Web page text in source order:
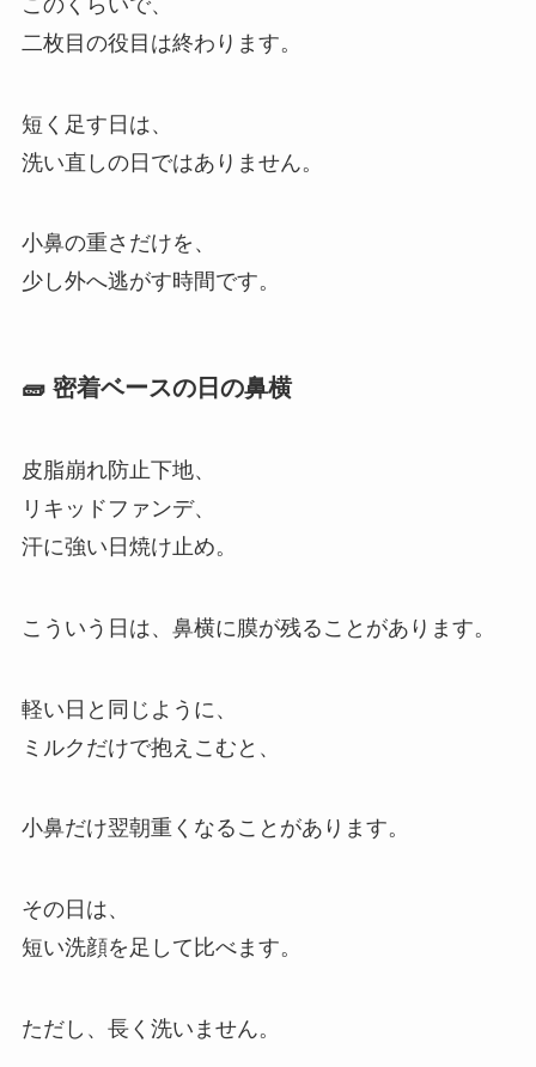
二枚目の役目は終わります。
短く足す日は、
洗い直しの日ではありません。
小鼻の重さだけを、
少し外へ逃がす時間です。
🧱 密着ベースの日の鼻横
皮脂崩れ防止下地、
リキッドファンデ、
汗に強い日焼け止め。
こういう日は、鼻横に膜が残ることがあります。
軽い日と同じように、
ミルクだけで抱えこむと、
小鼻だけ翌朝重くなることがあります。
その日は、
短い洗顔を足して比べます。
ただし、長く洗いません。